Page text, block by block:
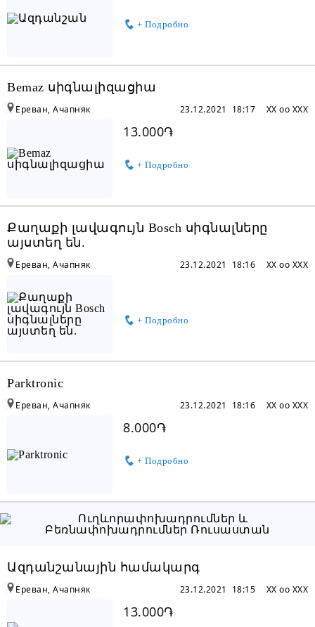
+ Подробно
Bemaz սիգնալիզացիա
13.000֏
+ Подробно
XX oo XXX
23.12.2021 18:17
Ереван, Ачапняк
Քաղաքի լավագույն Bosch սիգնալները
այստեղ են.
+ Подробно
XX oo XXX
23.12.2021 18:16
Ереван, Ачапняк
Parktronic
8.000֏
+ Подробно
XX oo XXX
23.12.2021 18:16
Ереван, Ачапняк
Ազդանշանային համակարգ
13.000֏
XX oo XXX
23.12.2021 18:15
Ереван, Ачапняк